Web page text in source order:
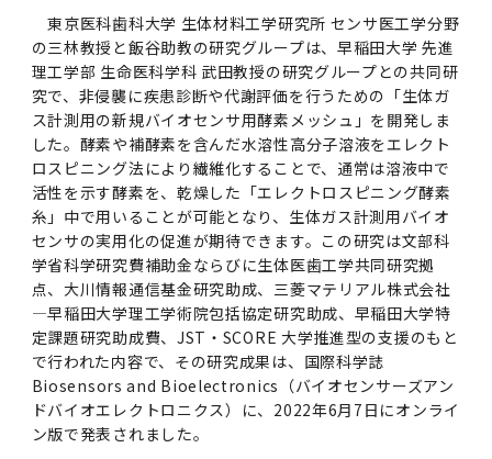
動物実験等に関する情報
企業等からの資金提供状況の公表
女性活躍推進法による一般事業主行動計画
次世代育成支援対策推進法による一般事業主行
動計画
女性の活躍推進に向けた取り組み
目標とする教員の適正な年齢構成
次世代認定マーク「くるみん」を取得しました
（基準適合一般事業主認定）
学対象）の募集について
Call for Applications to TMDU-SPRING
Program (formerly the TMDU WISE
Program) for the 2024 Academic Year
令和6年度（2024年度）東京医科歯科大学
「TMDU-SPRING」対象学生の募集について
（※春入学対象）について
Call for Application to TMDU WISE
Programs (II) for the 2023 Academic Year
by Eligible Students (*Autumn admission)
令和５年度（２０２３年度）東京医科歯科大学
歯学部在学生
大学院在学生
附属学校在学生
学生相談支援室
障害を理由とする差別の解消の推進に関する対
応要領
バリアフリーマップ
困りごと対策貸出グッズ
令和６年度（２０２４年度）東京医科歯科大学
「研究者早期育成コース」採用決定通知書授与
式を行いました。
令和５年度（２０２３年度）東京医科歯科大学
「研究者早期育成コース及び研究者養成コー
ス」採用決定通知書授与式を行いました。
令和４年度（２０２２年度）東京医科歯科大学
「研究者早期育成コース及び研究者養成コー
ス」採用決定通知書授与式を行いました。
令和３年度（２０２１年度）東京医科歯科大学
「卓越大学院生制度（Ⅰ）」採用決定通知書授
与式を行いました。
就職支援ガイド
外国人留学生の就職情報について
就職活動体験談について
OB・OG情報について
内定取り消しについて
進路届の提出について
その他 就職関連情報（推薦書等）
2022年（38.1 MB）
2021年（PDF：71.9 MB）
2020年 （PDF：67.8MB）
2019年 （PDF：71.7MB）
2018年 （PDF：83.3MB）
2017年 （PDF：75.1MB）
2016年 （PDF：73.0MB）
2026年度
2025年度
2023年度
2024年度
2022年度
2021年度
2020年度
2023年（PDF：4.5MB）
2022年（PDF：53.8 MB）
2021年（PDF：4.5 MB）
2020年 （PDF：4.6MB）
2019年 （PDF：5.2MB）
2018年 （PDF：18.7MB）
2017年 （PDF：7.2MB）
大学統合時の教育・学生生活について（受験生
向け）
Regarding education and student life after
the integration（For prospective
students）
大学統合時の教育・学生生活について（在学生
向け）
Regarding education and student life after
the integration (For current students)
教学IR関連公開情報
教学IR関連公開情報トップ
統合イノベーション機構
統合イノベーション機構トップ
医療ビッグデータによるトータル・ヘルスケア
イノベーション創出の基盤構築プロジェクト
オープンイノベーションセンター
ヘルスサイエンスR&Dセンター
若手研究者支援センター（統合研究機構）
研究基盤クラスター（統合研究機構）
研究基盤クラスター（統合研究機構）トップ
リサーチコアセンター
実験動物センター
生命倫理研究センター
先端医歯工学創成クラスター（統合研究機構）
先端医歯工学創成クラスター（統合研究機構）
トップ
再生医療研究センター
再生医療研究センター（微生物安全性グルー
プ）
統合研究機構から他部局へ異動したセンター
統合研究機構から他部局へ異動したセンタート
ップ
低侵襲医療センター（旧：低侵襲医歯学研究セ
ンター）
統合国際機構
統合情報機構（図書館部門・ITセキュリティ部
門）
統合情報機構（図書館部門・ITセキュリティ部
門）トップ
ITヘルプデスク（学内専用サイト）
ITセキュリティ部門（学内専用サイト）
図書館部門
図書館部門トップ
デジタル変革推進事務室
学生支援・保健管理機構
学生支援・保健管理機構トップ
保健管理センター
湯島学生支援センター
湯島学生支援センタートップ
環境安全管理室
環境安全管理室トップ
環境報告書
広報部
研究大学強化促進事業に関する情報・評価
東京医科歯科大学 生体材料工学研究所 センサ医工学分野
の三林教授と飯谷助教の研究グループは、早稲田大学 先進
理工学部 生命医科学科 武田教授の研究グループとの共同研
究で、非侵襲に疾患診断や代謝評価を行うための「生体ガ
ス計測用の新規バイオセンサ用酵素メッシュ」を開発しま
した。酵素や補酵素を含んだ水溶性高分子溶液をエレクト
ロスピニング法により繊維化することで、通常は溶液中で
活性を示す酵素を、乾燥した「エレクトロスピニング酵素
糸」中で用いることが可能となり、生体ガス計測用バイオ
センサの実用化の促進が期待できます。この研究は文部科
学省科学研究費補助金ならびに生体医歯工学共同研究拠
点、大川情報通信基金研究助成、三菱マテリアル株式会社
—早稲田大学理工学術院包括協定研究助成、早稲田大学特
定課題研究助成費、JST・SCORE 大学推進型の支援のもと
で行われた内容で、その研究成果は、国際科学誌
Biosensors and Bioelectronics（バイオセンサーズアン
ドバイオエレクトロニクス）に、2022年6月7日にオンライ
ン版で発表されました。